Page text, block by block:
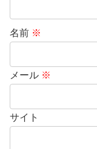
名前 ※
メール ※
サイト